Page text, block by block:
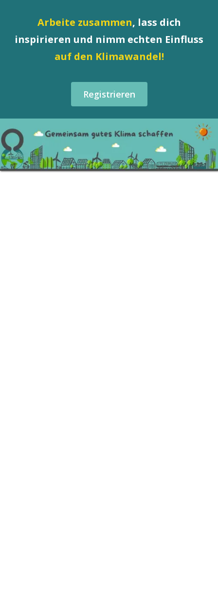
Arbeite zusammen, lass dich
inspirieren und nimm echten Einfluss
auf den Klimawandel!
Registrieren